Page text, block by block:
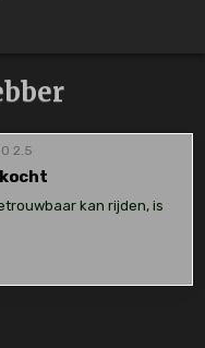
2.5
kan rijden, is